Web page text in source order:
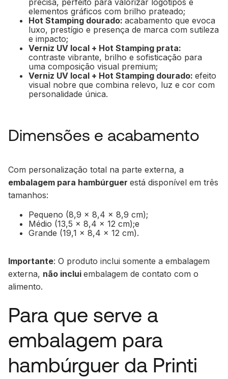
precisa, perfeito para valorizar logotipos e
elementos gráficos com brilho prateado;
Hot Stamping dourado: acabamento que evoca
luxo, prestígio e presença de marca com sutileza
e impacto;
Verniz UV local + Hot Stamping prata:
contraste vibrante, brilho e sofisticação para
uma composição visual premium;
Verniz UV local + Hot Stamping dourado: efeito
visual nobre que combina relevo, luz e cor com
personalidade única.
Dimensões e acabamento
Com personalização total na parte externa, a
embalagem para hambúrguer está disponível em três
tamanhos:
Pequeno (8,9 x 8,4 x 8,9 cm);
Médio (13,5 x 8,4 x 12 cm);e
Grande (19,1 x 8,4 x 12 cm).
Importante: O produto inclui somente a embalagem
externa, não inclui embalagem de contato com o
alimento.
Para que serve a
embalagem para
hambúrguer da Printi